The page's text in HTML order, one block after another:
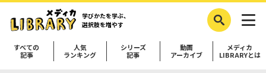
学びかたを学ぶ、
選択肢を増やす
すべての
記事
人気
ランキング
シリーズ
記事
動画
アーカイブ
メディカ
LIBRARYとは